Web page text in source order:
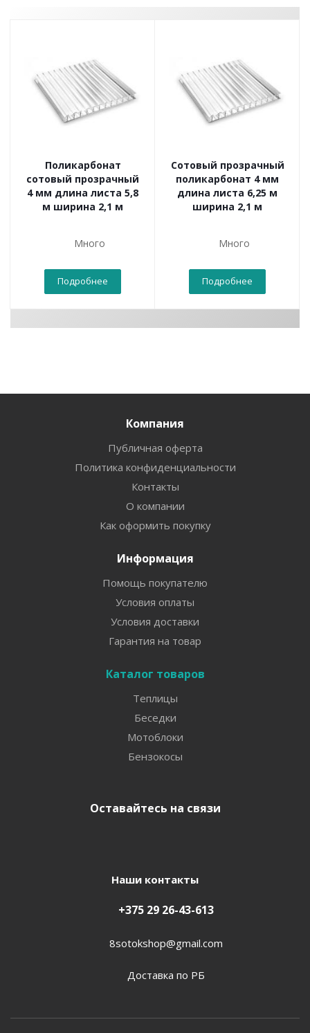
Поликарбонат
сотовый прозрачный
4 мм длина листа 5,8
м ширина 2,1 м
Много
Подробнее
Сотовый прозрачный
поликарбонат 4 мм
длина листа 6,25 м
ширина 2,1 м
Много
Подробнее
Компания
Публичная оферта
Политика конфиденциальности
Контакты
О компании
Как оформить покупку
Информация
Помощь покупателю
Условия оплаты
Условия доставки
Гарантия на товар
Каталог товаров
Теплицы
Беседки
Мотоблоки
Бензокосы
Оставайтесь на связи
Наши контакты
+375 29 26-43-613
8sotokshop@gmail.com
Доставка по РБ